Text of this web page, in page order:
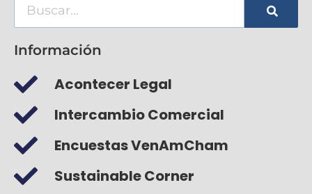
Información
Acontecer Legal
Intercambio Comercial
Encuestas VenAmCham
Sustainable Corner